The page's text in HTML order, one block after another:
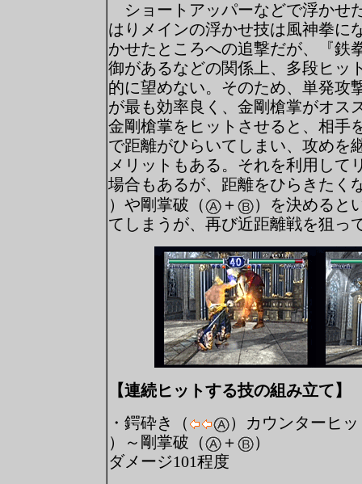
ショートアッパーなどで浮かせ
はりメインの浮かせ技は風神拳に
かせたところへの追撃だが、『鉄
御があるなどの関係上、多段ヒッ
的に望めない。そのため、単発攻
が最も効率良く、金剛槍掌がオス
金剛槍掌をヒットさせると、相手
で距離がひらいてしまい、攻めを
メリットもある。それを利用して
場合もあるが、距離をひらきたく
）や剛掌破（
＋
）を決めると
てしまうが、再び近距離戦を狙っ
【連続ヒットする技の組み立て】
・鍔砕き（
）カウンターヒ
）～剛掌破（
＋
）
ダメージ101程度